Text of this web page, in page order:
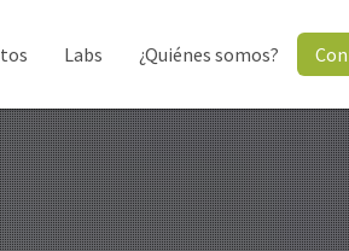
Labs ¿Quiénes somos?